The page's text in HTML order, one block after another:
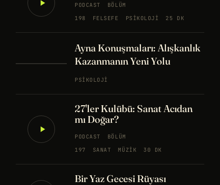
PODCAST
BÖLÜM
198
FELSEFE PSIKOLOJI 25 DK
Ayna Konuşmaları: Alışkanlık
Kazanmanın Yeni Yolu
PSIKOLOJI
27'ler Kulübü: Sanat Acıdan
mı Doğar?
PODCAST
BÖLÜM
197
SANAT MÜZIK 30 DK
Bir Yaz Gecesi Rüyası